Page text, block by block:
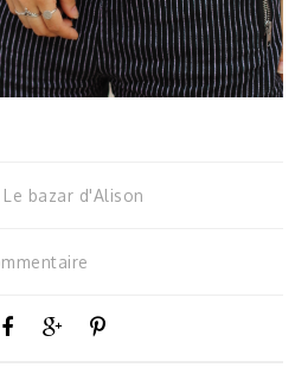
Le bazar d'Alison